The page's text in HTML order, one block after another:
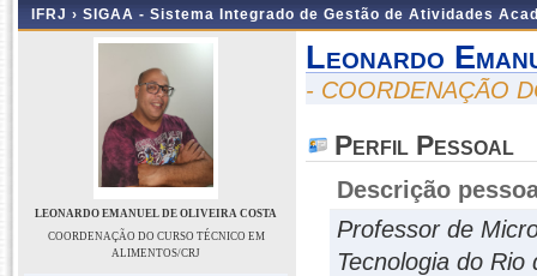
IFRJ › SIGAA - Sistema Integrado de Gestão de Atividades
LEONARDO EMANUEL DE OLIVEIRA COSTA
COORDENAÇÃO DO CURSO TÉCNICO EM
ALIMENTOS/CRJ
Leonardo
- COORDENAÇÃO
Perfil Pessoal
Descrição
Professor de
Tecnologia do